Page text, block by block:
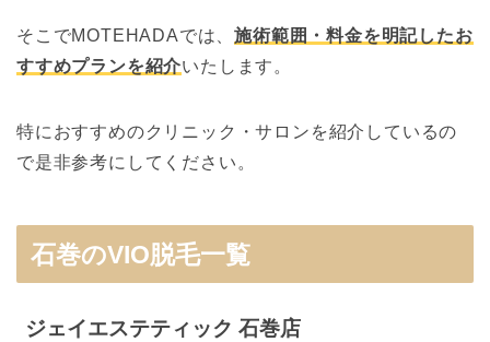
そこでMOTEHADAでは、施術範囲・料金を明記したお
すすめプランを紹介いたします。
特におすすめのクリニック・サロンを紹介しているの
で是非参考にしてください。
石巻のVIO脱毛一覧
ジェイエステティック 石巻店